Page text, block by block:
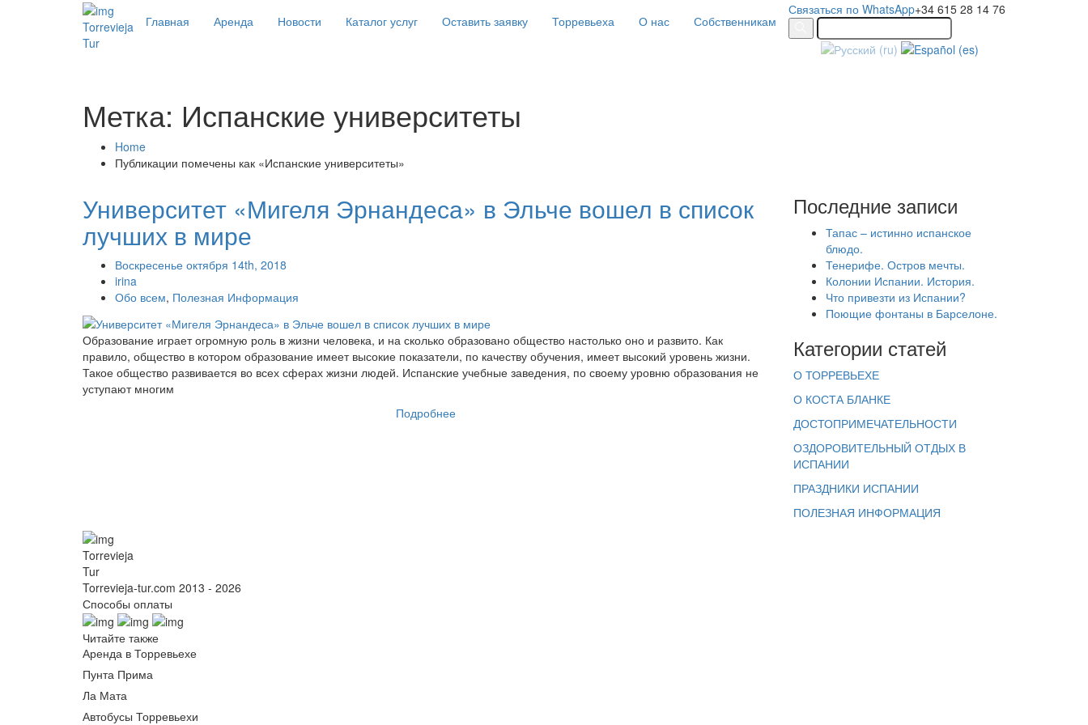
Torrevieja
Tur
Главная Аренда Новости Каталог услуг Оставить заявку Торревьеха О нас Собственникам
Связаться по WhatsApp+34 615 28 14 76
Метка: Испанские университеты
Home
Публикации помечены как «Испанские университеты»
Университет «Мигеля Эрнандеса» в Эльче вошел в список
лучших в мире
Воскресенье октября 14th, 2018
irina
Обо всем, Полезная Информация
Образование играет огромную роль в жизни человека, и на сколько образовано общество настолько оно и развито. Как
правило, общество в котором образование имеет высокие показатели, по качеству обучения, имеет высокий уровень жизни.
Такое общество развивается во всех сферах жизни людей. Испанские учебные заведения, по своему уровню образования не
уступают многим
Подробнее
Последние записи
Тапас – истинно испанское
блюдо.
Тенерифе. Остров мечты.
Колонии Испании. История.
Что привезти из Испании?
Поющие фонтаны в Барселоне.
Категории статей
О ТОРРЕВЬЕХЕ
О КОСТА БЛАНКЕ
ДОСТОПРИМЕЧАТЕЛЬНОСТИ
ОЗДОРОВИТЕЛЬНЫЙ ОТДЫХ В
ИСПАНИИ
ПРАЗДНИКИ ИСПАНИИ
ПОЛЕЗНАЯ ИНФОРМАЦИЯ
Torrevieja
Tur
Torrevieja-tur.com 2013 - 2026
Способы оплаты
Читайте также
Аренда в Торревьехе
Пунта Прима
Ла Мата
Автобусы Торревьехи